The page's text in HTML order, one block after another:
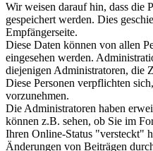
Wir weisen darauf hin, dass die
gespeichert werden. Dies
Empfängerseite.
Diese Daten können von allen
eingesehen werden.
diejenigen Administratoren, die
Diese Personen verpflichten
vorzunehmen.
Die Administratoren haben
können z.B. sehen, ob Sie im
Ihren Online-Status "versteckt"
Änderungen von Beiträgen